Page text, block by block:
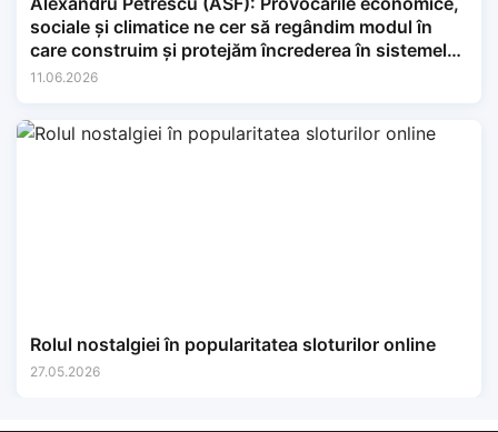
sociale și climatice ne cer să regândim modul în
care construim și protejăm încrederea în sistemele
financiare.
11.06.2026
Rolul nostalgiei în popularitatea sloturilor online
27.05.2026